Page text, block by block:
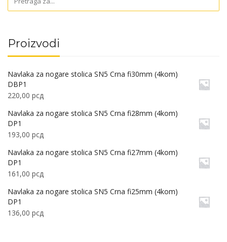
Proizvodi
Navlaka za nogare stolica SN5 Crna fi30mm (4kom)
DBP1
220,00 рсд
Navlaka za nogare stolica SN5 Crna fi28mm (4kom)
DP1
193,00 рсд
Navlaka za nogare stolica SN5 Crna fi27mm (4kom)
DP1
161,00 рсд
Navlaka za nogare stolica SN5 Crna fi25mm (4kom)
DP1
136,00 рсд